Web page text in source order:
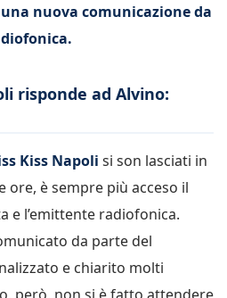
nuova comunicazione da
risponde ad Alvino:
Kiss Napoli si son lasciati in
ore, è sempre più acceso il
e l’emittente radiofonica.
da parte del
e chiarito molti